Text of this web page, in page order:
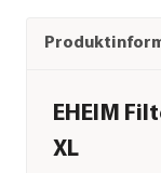
EHEIM
XL